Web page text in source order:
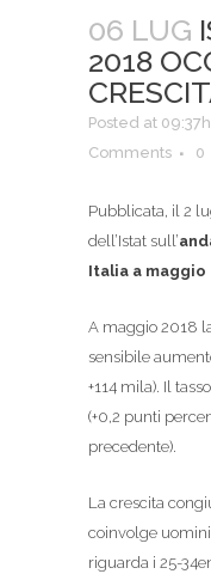
06 LUG
2018
Posted at 09:37h
Comments
0
Pubblicata, il 2
dell’Istat sull’
Italia a maggio
A maggio 2018
sensibile
+114 mila). Il
(+0,2 punti
precedente).
La crescita
coinvolge uomini
riguarda i 25-